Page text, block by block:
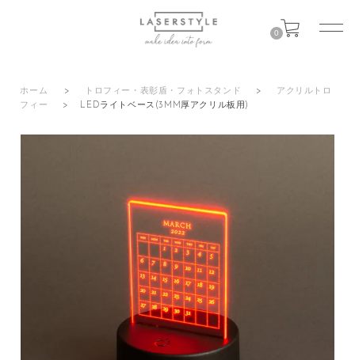
0
ホーム > トロフィー・表彰盾・フォトスタンド >
アクリルトロ
フィー
> LEDライトベース(3MM厚アクリル板用)